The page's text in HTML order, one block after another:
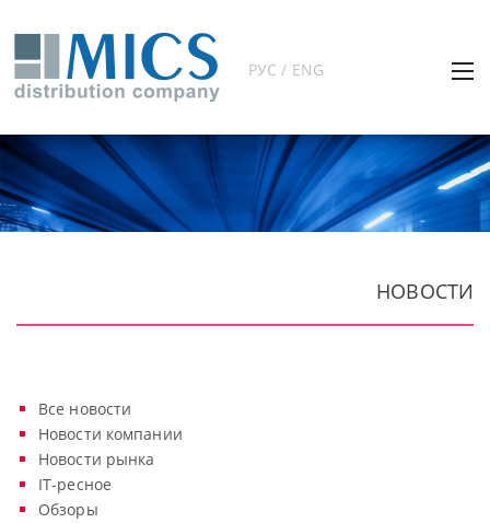
РУС / ENG
НОВОСТИ
Все новости
Новости компании
Новости рынка
IT-ресное
Обзоры